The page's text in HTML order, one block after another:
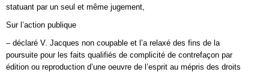
statuant par un seul et même jugement,
Sur l’action publique
– déclaré V. Jacques non coupable et l’a relaxé des fins de la
poursuite pour les faits qualifiés de complicité de contrefaçon par
édition ou reproduction d’une oeuvre de l’esprit au mépris des droits